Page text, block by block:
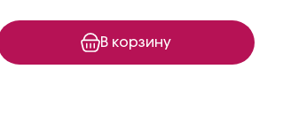
В корзину